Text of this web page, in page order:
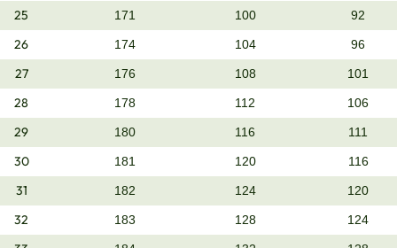
25 171 100 92
26 174 104 96
27 176 108 101
28 178 112 106
29 180 116 111
30 181 120 116
31 182 124 120
32 183 128 124